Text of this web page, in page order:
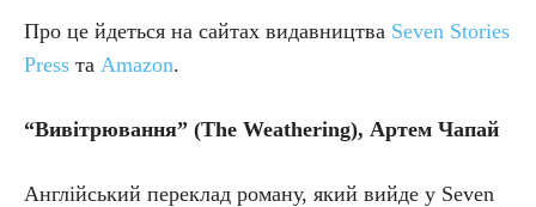
Про це йдеться на сайтах видавництва Seven Stories
Press та Amazon.
“Вивітрювання” (The Weathering), Артем Чапай
Англійський переклад роману, який вийде у Seven